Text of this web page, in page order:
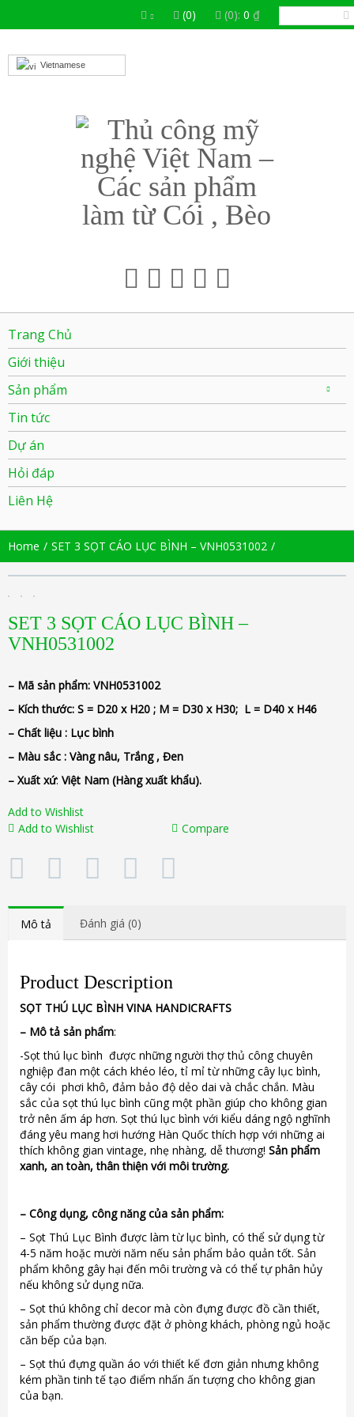
(0) (0): 0 ₫
Vietnamese
Trang Chủ
Giới thiệu
Sản phẩm
Tin tức
Dự án
Hỏi đáp
Liên Hệ
Home SET 3 SỌT CÁO LỤC BÌNH – VNH0531002
SET 3 SỌT CÁO LỤC BÌNH –
VNH0531002
– Mã sản phẩm: VNH0531002
– Kích thước: S = D20 x H20 ; M = D30 x H30; L = D40 x H46
– Chất liệu : Lục bình
– Màu sắc : Vàng nâu, Trắng , Đen
– Xuất xứ: Việt Nam (Hàng xuất khẩu).
Add to Wishlist
Add to Wishlist
Compare
Mô tả Đánh giá (0)
Product Description
SỌT THÚ LỤC BÌNH VINA HANDICRAFTS
– Mô tả sản phẩm:
-Sọt thú lục bình được những người thợ thủ công chuyên
nghiệp đan một cách khéo léo, tỉ mỉ từ những cây lục bình,
cây cói phơi khô, đảm bảo độ dẻo dai và chắc chắn. Màu
sắc của sọt thú lục bình cũng một phần giúp cho không gian
trở nên ấm áp hơn. Sọt thú lục bình với kiểu dáng ngộ nghĩnh
đáng yêu mang hơi hướng Hàn Quốc thích hợp với những ai
thích không gian vintage, nhẹ nhàng, dễ thương! Sản phẩm
xanh, an toàn, thân thiện với môi trường.
– Công dụng, công năng của sản phẩm:
– Sọt Thú Lục Bình được làm từ lục bình, có thể sử dụng từ
4-5 năm hoặc mười năm nếu sản phẩm bảo quản tốt. Sản
phẩm không gây hại đến môi trường và có thể tự phân hủy
nếu không sử dụng nữa.
– Sọt thú không chỉ decor mà còn đựng được đồ cần thiết,
sản phẩm thường được đặt ở phòng khách, phòng ngủ hoặc
căn bếp của bạn.
– Sọt thú đựng quần áo với thiết kế đơn giản nhưng không
kém phần tinh tế tạo điểm nhấn ấn tượng cho không gian
của bạn.